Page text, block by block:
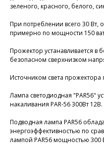
зеленого, красного, белого,
При потреблении всего 30 Вт,
примерно по мощности 150
Прожектор устанавливается в
безопасном сверхнизком
Источником света
Лампа светодиодная "PAR56"
накаливания PAR-56 300Вт 12В.
Подводная лампа PAR56
энергоэффективностью по
лампой PAR56 мощностью 300